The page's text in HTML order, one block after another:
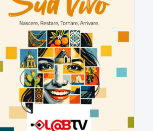
Sarà affidato con ogni probabilità all'inizio
della prossima settimana l'incarico...